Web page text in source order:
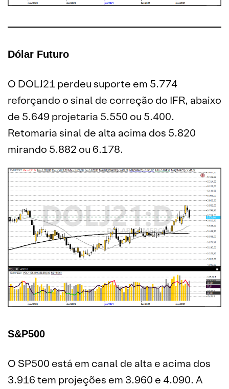
Dólar Futuro
O DOLJ21 perdeu suporte em 5.774
reforçando o sinal de correção do IFR, abaixo
de 5.649 projetaria 5.550 ou 5.400.
Retomaria sinal de alta acima dos 5.820
mirando 5.882 ou 6.178.
S&P500
O SP500 está em canal de alta e acima dos
3.916 tem projeções em 3.960 e 4.090. A